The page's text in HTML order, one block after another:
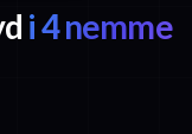
i 4 nemme